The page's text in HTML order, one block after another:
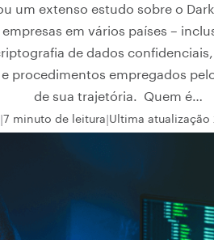
um extenso estudo sobre o
em vários países –
de dados
procedimentos empregados
de sua trajetória. Quem é…
7 minuto de leitura Ultima atualização